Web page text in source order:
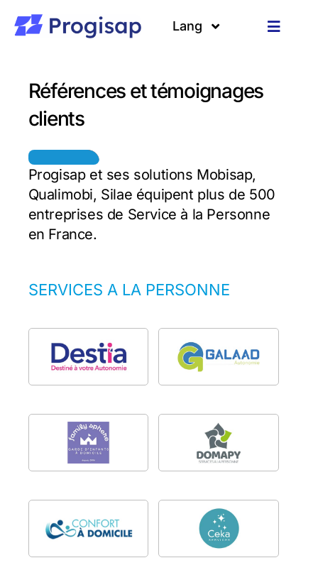
contenu
Toggle
Clients
Ressources
Lang
Références et témoignages
clients
Progisap et ses solutions Mobisap,
Qualimobi, Silae équipent plus de 500
entreprises de Service à la Personne
en France.
SERVICES A LA PERSONNE